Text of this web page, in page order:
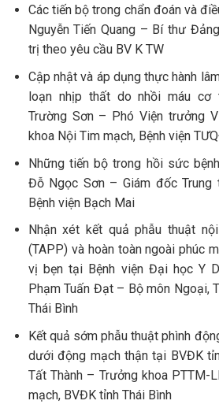
Các tiến bộ trong chẩn đoán và
Nguyễn Tiến Quang – Bí thư
trị theo yêu cầu BV K TW
Cập nhật và áp dụng thực hành
loạn nhịp thất do nhồi máu cơ
Trường Sơn – Phó Viện trưởng
khoa Nội Tim mạch, Bệnh viện
Những tiến bộ trong hồi sức
Đỗ Ngọc Sơn – Giám đốc
Bệnh viện Bạch Mai
Nhận xét kết quả phẫu thuật
(TAPP) và hoàn toàn ngoài phúc
vị bẹn tại Bệnh viện Đại học Y
Phạm Tuấn Đạt – Bộ môn Ngoại,
Thái Bình
Kết quả sớm phẫu thuật phình
dưới động mạch thận tại BVĐK
Tất Thành – Trưởng khoa PTTM-
mạch, BVĐK tỉnh Thái Bình